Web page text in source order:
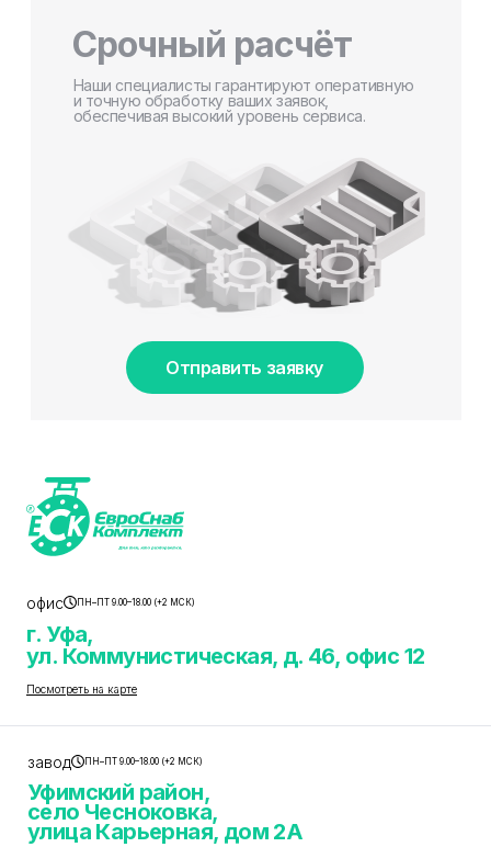
Срочный расчёт
Наши специалисты гарантируют оперативную
и точную обработку ваших заявок,
обеспечивая высокий уровень сервиса.
Отправить заявку
офис ПН–ПТ 9.00–18.00 (+2 МСК)
г. Уфа,
ул. Коммунистическая, д. 46, офис 12
Посмотреть на карте
завод ПН–ПТ 9.00–18.00 (+2 МСК)
Уфимский район,
село Чесноковка,
улица Карьерная, дом 2А